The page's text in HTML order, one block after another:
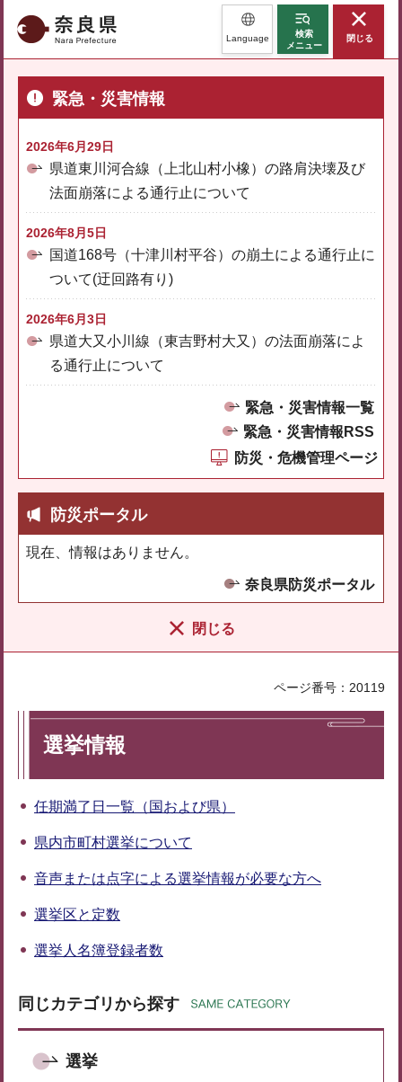
奈良県 Language
検索
メニュー
閉じる
緊急・災害情報
2026年6月29日
県道東川河合線（上北山村小橡）の路肩決壊及び
法面崩落による通行止について
2026年8月5日
国道168号（十津川村平谷）の崩土による通行止に
ついて(迂回路有り)
2026年6月3日
県道大又小川線（東吉野村大又）の法面崩落によ
る通行止について
緊急・災害情報一覧
緊急・災害情報RSS
防災・危機管理ページ
防災ポータル
現在、情報はありません。
奈良県防災ポータル
閉じる
ページ番号：20119
選挙情報
任期満了日一覧（国および県）
県内市町村選挙について
音声または点字による選挙情報が必要な方へ
選挙区と定数
選挙人名簿登録者数
同じカテゴリから探す
選挙